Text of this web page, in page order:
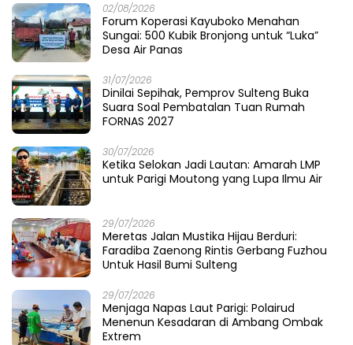
02/08/2026
Forum Koperasi Kayuboko Menahan
Sungai: 500 Kubik Bronjong untuk “Luka”
Desa Air Panas
31/07/2026
Dinilai Sepihak, Pemprov Sulteng Buka
Suara Soal Pembatalan Tuan Rumah
FORNAS 2027
30/07/2026
Ketika Selokan Jadi Lautan: Amarah LMP
untuk Parigi Moutong yang Lupa Ilmu Air
29/07/2026
Meretas Jalan Mustika Hijau Berduri:
Faradiba Zaenong Rintis Gerbang Fuzhou
Untuk Hasil Bumi Sulteng
29/07/2026
​Menjaga Napas Laut Parigi: Polairud
Menenun Kesadaran di Ambang Ombak
Extrem